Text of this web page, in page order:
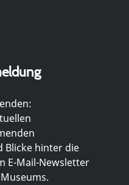
Blicke hinter die
E-Mail-Newsletter